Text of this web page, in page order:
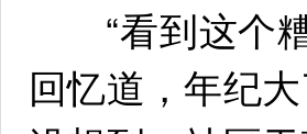
“看到这个糟
回忆道，年纪